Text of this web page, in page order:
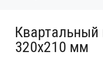
320х210 мм